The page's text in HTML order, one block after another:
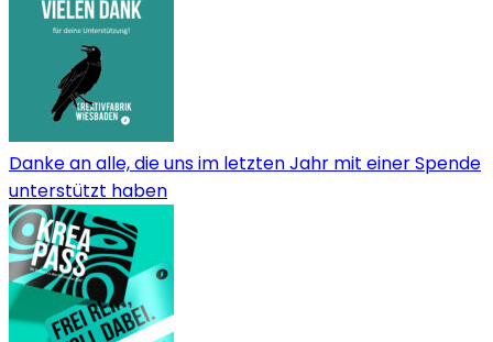
Danke an alle, die uns im letzten Jahr mit einer Spende
unterstützt haben